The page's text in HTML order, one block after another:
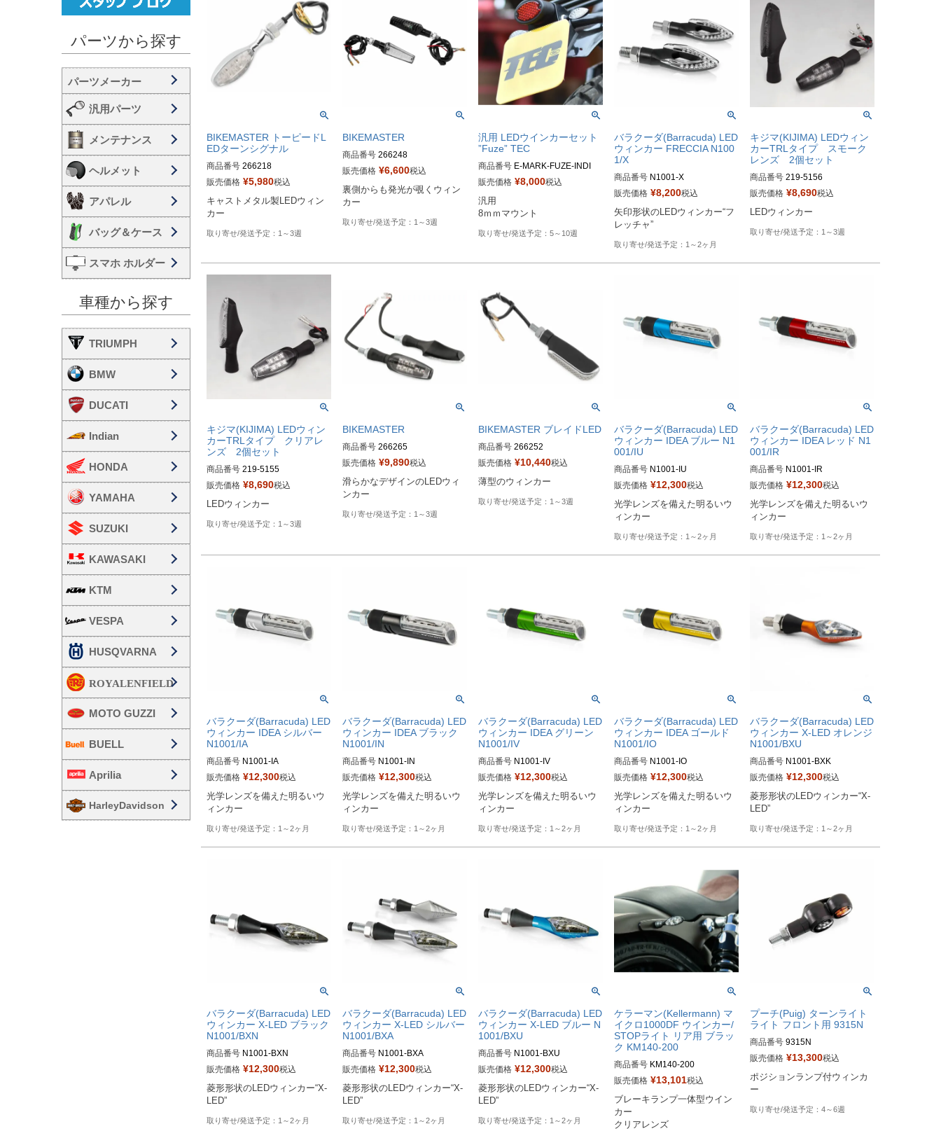
パーツから探す
汎用パーツ
メンテナンス
ヘルメット
アパレル
バッグ＆ケース
スマホ ホルダー
車種から探す
TRIUMPH
BMW
DUCATI
Indian
HONDA
YAMAHA
SUZUKI
KAWASAKI
KTM
VESPA
HUSQVARNA
MOTO GUZZI
BUELL
Aprilia
HarleyDavidson
BIKEMASTER トーピードL
EDターンシグナル
商品番号 266218
販売価格 ¥5,980税込
キャストメタル製LEDウィン
カー
1～3週
BIKEMASTER
商品番号 266248
販売価格 ¥6,600税込
裏側からも発光が覗くウィン
カー
1～3週
汎用 LEDウインカーセット
”Fuze” TEC
商品番号 E-MARK-FUZE-INDI
メーカー品番なし
duct/fuze-indicators/
販売価格 ¥8,000税込
汎用
8ｍｍマウント
5～10週
バラクーダ(Barracuda) LED
ウィンカー FRECCIA N100
1/X
商品番号 N1001-X
EU型番：bar_N1001-X
販売価格 ¥8,200税込
矢印形状のLEDウィンカー“フ
レッチャ”
1～2ヶ月
キジマ(KIJIMA) LEDウィン
カーTRLタイプ スモーク
レンズ 2個セット
商品番号 219-5156
販売価格 ¥8,690税込
LEDウィンカー
1～3週
キジマ(KIJIMA) LEDウィン
カーTRLタイプ クリアレ
ンズ 2個セット
商品番号 219-5155
販売価格 ¥8,690税込
LEDウィンカー
1～3週
BIKEMASTER
商品番号 266265
販売価格 ¥9,890税込
滑らかなデザインのLEDウィ
ンカー
1～3週
BIKEMASTER ブレイドLED
商品番号 266252
販売価格 ¥10,440税込
薄型のウィンカー
1～3週
バラクーダ(Barracuda) LED
ウィンカー IDEA ブルー N1
001/IU
商品番号 N1001-IU
販売価格 ¥12,300税込
光学レンズを備えた明るいウ
1～2ヶ月
バラクーダ(Barracuda) LED
ウィンカー IDEA レッド N1
001/IR
商品番号 N1001-IR
販売価格 ¥12,300税込
光学レンズを備えた明るいウ
1～2ヶ月
バラクーダ(Barracuda) LED
ウィンカー IDEA シルバー
N1001/IA
商品番号 N1001-IA
販売価格 ¥12,300税込
光学レンズを備えた明るいウ
1～2ヶ月
バラクーダ(Barracuda) LED
ウィンカー IDEA ブラック
N1001/IN
商品番号 N1001-IN
販売価格 ¥12,300税込
光学レンズを備えた明るいウ
1～2ヶ月
バラクーダ(Barracuda) LED
ウィンカー IDEA グリーン
N1001/IV
商品番号 N1001-IV
販売価格 ¥12,300税込
光学レンズを備えた明るいウ
1～2ヶ月
バラクーダ(Barracuda) LED
ウィンカー IDEA ゴールド
N1001/IO
商品番号 N1001-IO
販売価格 ¥12,300税込
光学レンズを備えた明るいウ
1～2ヶ月
バラクーダ(Barracuda) LED
ウィンカー X-LED オレンジ
N1001/BXU
商品番号 N1001-BXK
販売価格 ¥12,300税込
菱形形状のLEDウィンカー“X-
LED”
1～2ヶ月
バラクーダ(Barracuda) LED
ウィンカー X-LED ブラック
N1001/BXN
商品番号 N1001-BXN
販売価格 ¥12,300税込
菱形形状のLEDウィンカー“X-
LED”
1～2ヶ月
バラクーダ(Barracuda) LED
ウィンカー X-LED シルバー
N1001/BXA
商品番号 N1001-BXA
販売価格 ¥12,300税込
菱形形状のLEDウィンカー“X-
LED”
1～2ヶ月
バラクーダ(Barracuda) LED
ウィンカー X-LED ブルー N
1001/BXU
商品番号 N1001-BXU
販売価格 ¥12,300税込
菱形形状のLEDウィンカー“X-
LED”
1～2ヶ月
ケラーマン(Kellermann) マ
イクロ1000DF ウインカー/
STOPライト リア用 ブラッ
ク KM140-200
商品番号 KM140-200
販売価格 ¥13,101税込
ブレーキランプ一体型ウイン
カー
クリアレンズ
プーチ(Puig) ターンライト
ライト フロント用 9315N
商品番号 9315N
販売価格 ¥13,300税込
ポジションランプ付ウィンカ
ー
4～6週